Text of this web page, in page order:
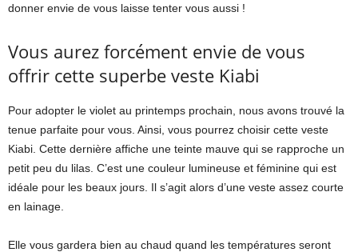
donner envie de vous laisse tenter vous aussi !
Vous aurez forcément envie de vous
offrir cette superbe veste Kiabi
Pour adopter le violet au printemps prochain, nous avons trouvé la
tenue parfaite pour vous. Ainsi, vous pourrez choisir cette veste
Kiabi. Cette dernière affiche une teinte mauve qui se rapproche un
petit peu du lilas. C’est une couleur lumineuse et féminine qui est
idéale pour les beaux jours. Il s’agit alors d’une veste assez courte
en lainage.
Elle vous gardera bien au chaud quand les températures seront